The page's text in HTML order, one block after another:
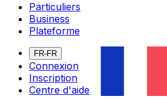
Particuliers
Business
Plateforme
FR-FR
Connexion
Inscription
Centre d'aide